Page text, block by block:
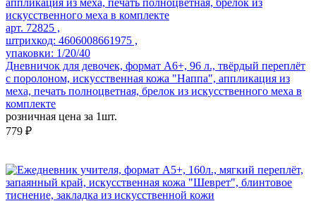
арт. 72825 ,
штрихкод: 4606008661975 ,
упаковки: 1/20/40
Дневничок для девочек, формат А6+, 96 л., твёрдый переплёт
с поролоном, искусственная кожа "Наппа", аппликация из
меха, печать полноцветная, брелок из искусственного меха в
комплекте
розничная цена за 1шт.
779 ₽